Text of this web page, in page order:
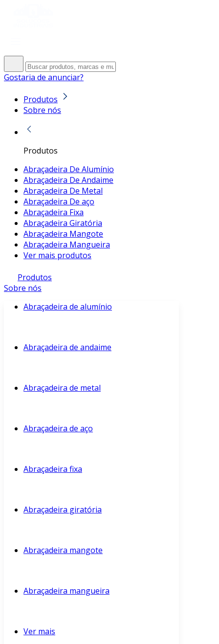
Gostaria de anunciar?
Produtos
Sobre nós
Produtos
Abraçadeira De Alumínio
Abraçadeira De Andaime
Abraçadeira De Metal
Abraçadeira De aço
Abraçadeira Fixa
Abraçadeira Giratória
Abraçadeira Mangote
Abraçadeira Mangueira
Ver mais produtos
Produtos
Sobre nós
Abraçadeira de alumínio
Abraçadeira de andaime
Abraçadeira de metal
Abraçadeira de aço
Abraçadeira fixa
Abraçadeira giratória
Abraçadeira mangote
Abraçadeira mangueira
Ver mais